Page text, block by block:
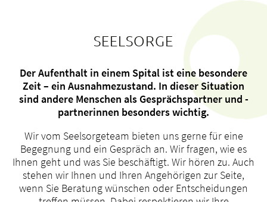
Über uns
Blog
Zuweisende
Jobs & Karriere
SEELSORGE
Der Aufenthalt in einem Spital ist eine besondere
Zeit – ein Ausnahmezustand. In dieser Situation
sind andere Menschen als Gesprächspartner und -
partnerinnen besonders wichtig.
Wir vom Seelsorgeteam bieten uns gerne für eine
Begegnung und ein Gespräch an. Wir fragen, wie es
Ihnen geht und was Sie beschäftigt. Wir hören zu. Auch
stehen wir Ihnen und Ihren Angehörigen zur Seite,
wenn Sie Beratung wünschen oder Entscheidungen